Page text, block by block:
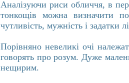
Аналізуючи риси обличчя, в
тонкощів можна визначити
чутливість, мужність і задатки
Порівняно невеликі очі
говорять про розум. Дуже
нещирим.